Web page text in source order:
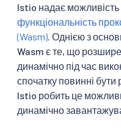
Istio надає можливість
функціональність
(Wasm) . Однією з
Wasm є те, що
динамічно під час
спочатку повинні бути
Istio робить це
динамічно